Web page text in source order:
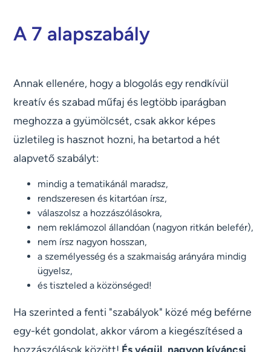
A 7 alapszabály
Annak ellenére, hogy a blogolás egy rendkívül
kreatív és szabad műfaj és legtöbb iparágban
meghozza a gyümölcsét, csak akkor képes
üzletileg is hasznot hozni, ha betartod a hét
alapvető szabályt:
mindig a tematikánál maradsz,
rendszeresen és kitartóan írsz,
válaszolsz a hozzászólásokra,
nem reklámozol állandóan (nagyon ritkán belefér),
nem írsz nagyon hosszan,
a személyesség és a szakmaiság arányára mindig
ügyelsz,
és tiszteled a közönséged!
Ha szerinted a fenti "szabályok" közé még beférne
egy-két gondolat, akkor várom a kiegészítésed a
hozzászólások között! És végül, nagyon kíváncsi